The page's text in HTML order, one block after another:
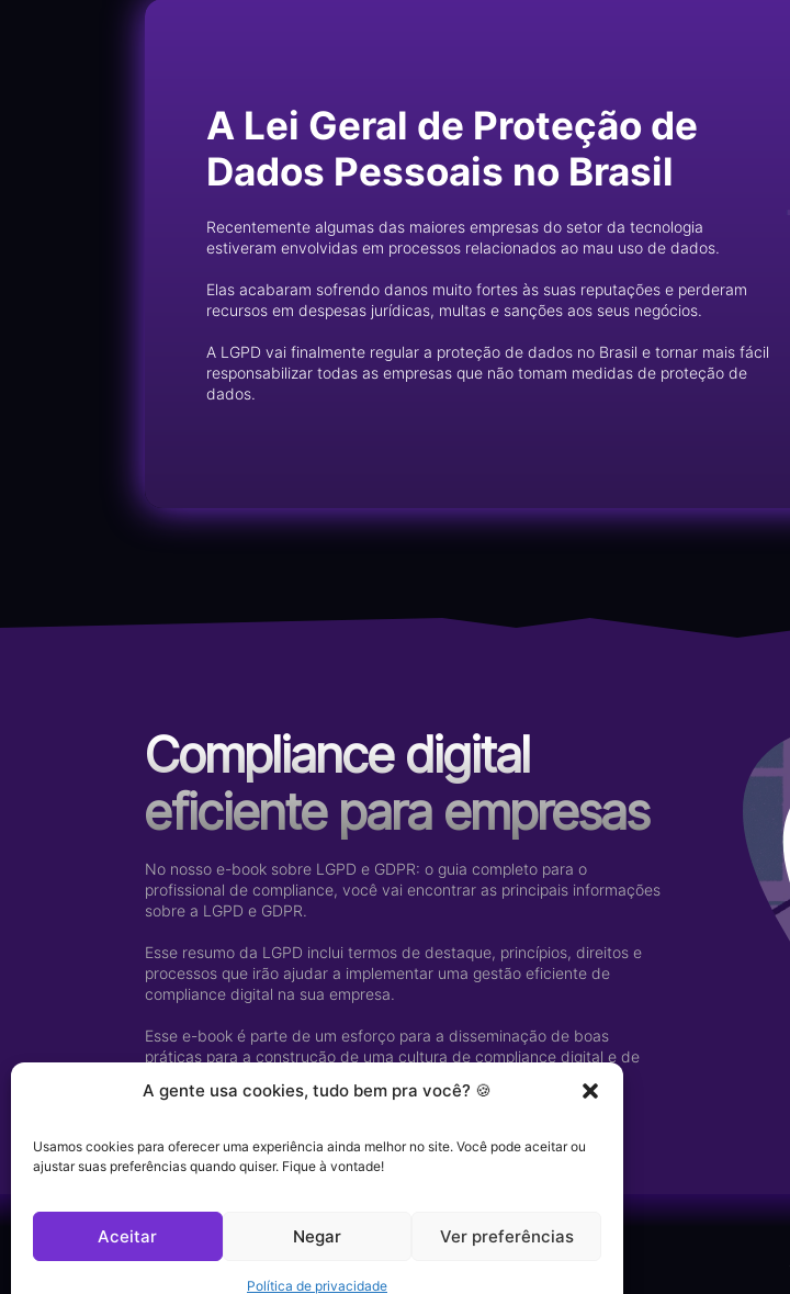
A gente usa cookies, tudo bem pra você? 🍪
Usamos cookies para oferecer uma experiência ainda melhor no site. Você pode aceitar ou
ajustar suas preferências quando quiser. Fique à vontade!
Aceitar Negar Ver preferências
Política de privacidade
A Lei Geral de Proteção de
Dados Pessoais no Brasil
Recentemente algumas das maiores empresas do setor da tecnologia
estiveram envolvidas em processos relacionados ao mau uso de dados.
Elas acabaram sofrendo danos muito fortes às suas reputações e perderam
recursos em despesas jurídicas, multas e sanções aos seus negócios.
A LGPD vai finalmente regular a proteção de dados no Brasil e tornar mais fácil
responsabilizar todas as empresas que não tomam medidas de proteção de
dados.
Compliance digital
eficiente para empresas
No nosso e-book sobre LGPD e GDPR: o guia completo para o
profissional de compliance, você vai encontrar as principais informações
sobre a LGPD e GDPR.
Esse resumo da LGPD inclui termos de destaque, princípios, direitos e
processos que irão ajudar a implementar uma gestão eficiente de
compliance digital na sua empresa.
Esse e-book é parte de um esforço para a disseminação de boas
práticas para a construção de uma cultura de compliance digital e de